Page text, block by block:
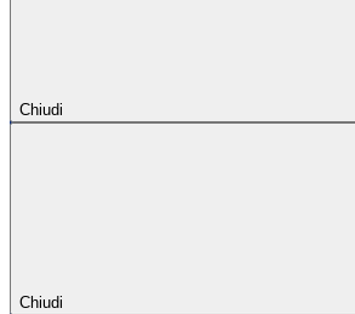
Chiudi
Chiudi